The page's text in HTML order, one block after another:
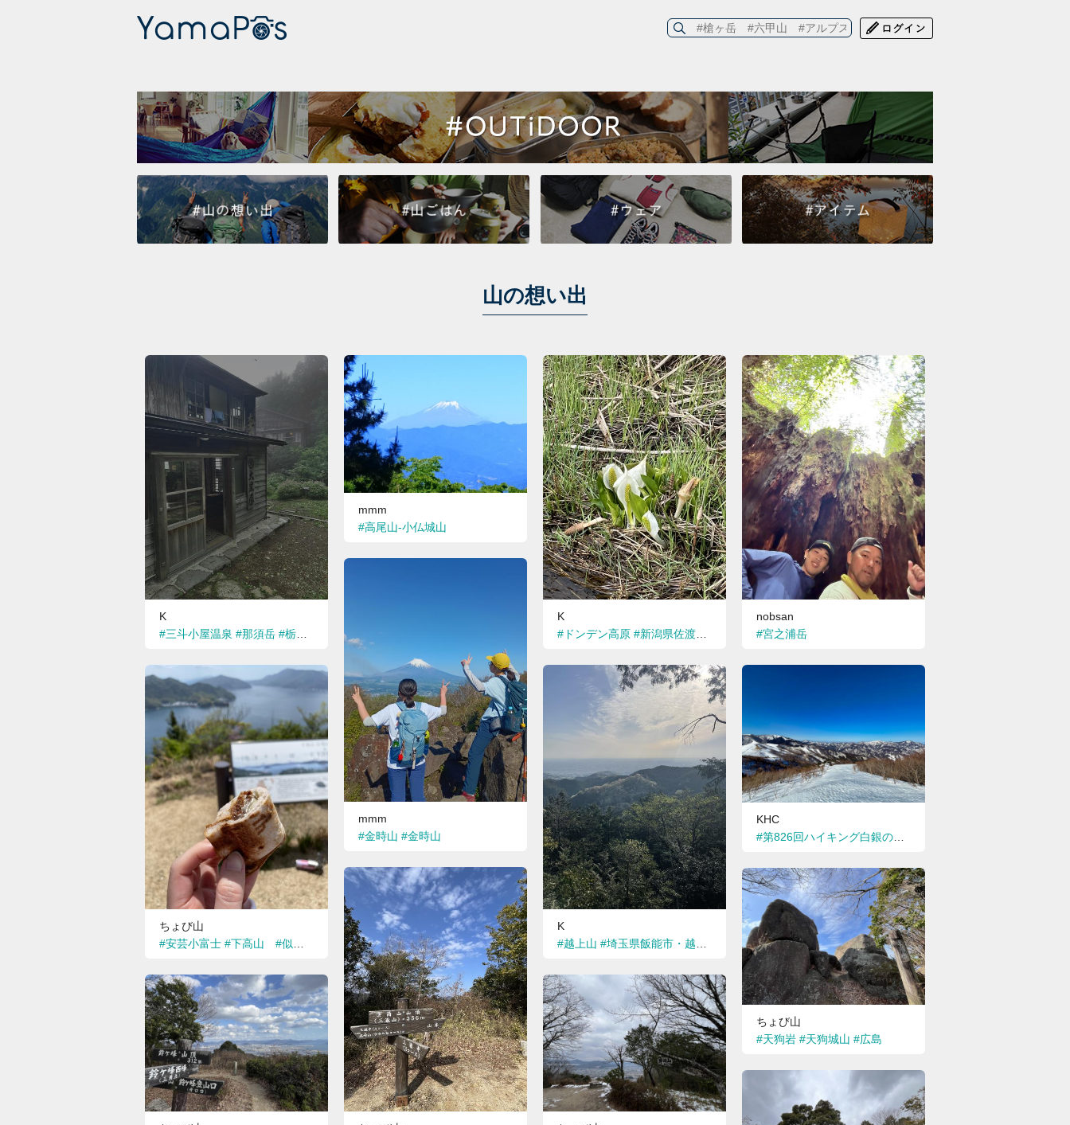
山の想い出
K
#三斗小屋温泉 #那須岳 #栃木県那須塩原市
mmm
#高尾山-小仏城山
K
#ドンデン高原 #新潟県佐渡市 #ドンデン高原ロッジ
nobsan
#宮之浦岳
mmm
#金時山 #金時山
ちょび山
#安芸小富士 #下高山 #似島 #広島
K
#越上山 #埼玉県飯能市・越生町 #飯能ハイキングコース
KHC
ちょび山
#天狗岩 #天狗城山 #広島